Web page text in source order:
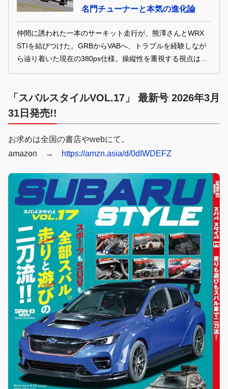
名門チューナーと本気の進化論
仲間に誘われた一本のサーキット走行が、熊澤さんとWRX
STIを結びつけた。GRBからVABへ、トラブルを経験しなが
ら辿り着いた現在の380ps仕様。操縦性を重視する視点は、
航空機パイロットならでは。人とクルマが対話しながら進化
「スバルスタイルVOL.17」 最新号 2026年3月
31日発売!!
お求めは全国の書店やwebにて。
amazon →
https://amzn.asia/d/0dIWDEFZ